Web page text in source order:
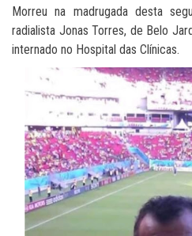
Morreu na madrugada desta
radialista Jonas Torres, de Belo
internado no Hospital das Clínicas.